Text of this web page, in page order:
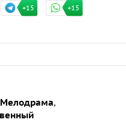
+15 +15
Мелодрама,